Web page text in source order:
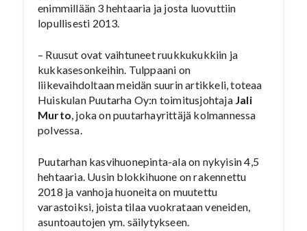
enimmillään 3 hehtaaria ja josta luovuttiin
lopullisesti 2013.
– Ruusut ovat vaihtuneet ruukkukukkiin ja
kukkasesonkeihin. Tulppaani on
liikevaihdoltaan meidän suurin artikkeli, toteaa
Huiskulan Puutarha Oy:n toimitusjohtaja Jali
Murto , joka on puutarhayrittäjä kolmannessa
polvessa.
Puutarhan kasvihuonepinta-ala on nykyisin 4,5
hehtaaria. Uusin blokkihuone on rakennettu
2018 ja vanhoja huoneita on muutettu
varastoiksi, joista tilaa vuokrataan veneiden,
asuntoautojen ym. säilytykseen.